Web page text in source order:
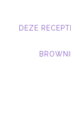
DEZE